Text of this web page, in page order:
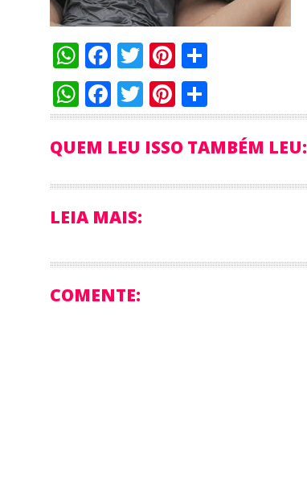
WhatsApp
Facebook
TwitterPinterest
WhatsApp
Facebook
TwitterPinterest
QUEM LEU ISSO TAMBÉM LEU:
LEIA MAIS:
COMENTE: